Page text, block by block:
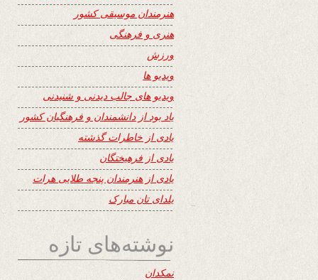
هنرمندان موسیقی کشور
هنری و فرهنگی
ورزش
ویدیو ها
ویدیو های جالب دیدنی و شنیدنی
یاد بود از دانشمندان و فرهنگیان کشور
یادی از خاطرات گذشته
یادی از فرهیختگان
یادی از هنرمندان پنجه طلایی هرات
یلدای تان مبارک
نوشته‌های تازه
نمکدان